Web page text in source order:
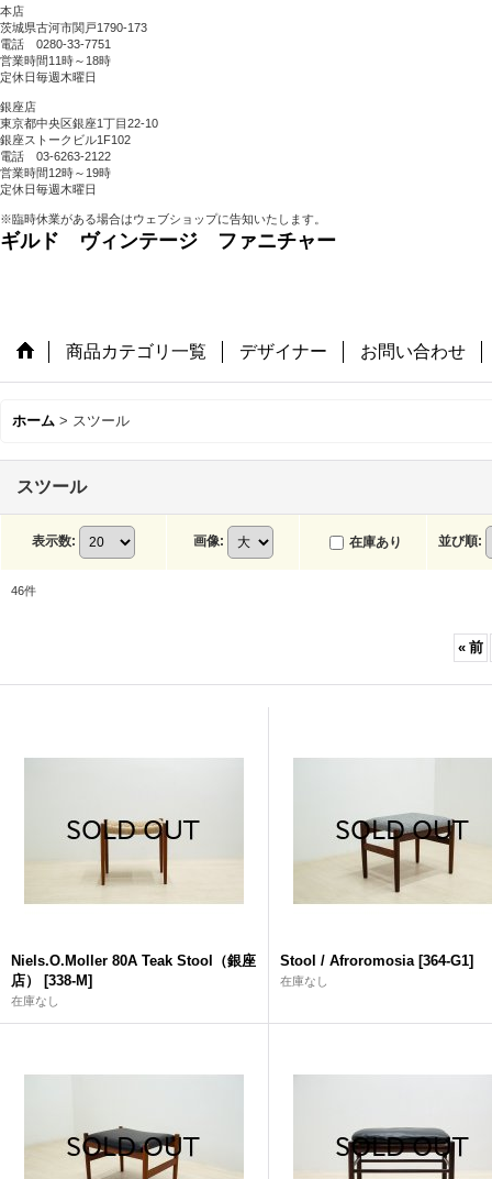
本店
茨城県古河市関戸1790-173
電話 0280-33-7751
営業時間11時～18時
定休日毎週木曜日
銀座店
東京都中央区銀座1丁目22-10
銀座ストークビル1F102
電話 03-6263-2122
営業時間12時～19時
定休日毎週木曜日
※臨時休業がある場合はウェブショップに告知いたします。
ギルド ヴィンテージ ファニチャー
商品カテゴリ一覧 デザイナー お問い合わせ
ホーム > スツール
スツール
表示数: 画像: 在庫あり 並び順:
46件
« 前
Niels.O.Moller 80A Teak Stool（銀座
店）
[338-M]
在庫なし
Stool / Afroromosia [364-G1]
在庫なし